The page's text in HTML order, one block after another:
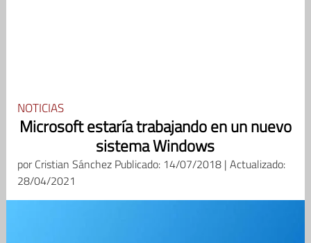
NOTICIAS
Microsoft estaría trabajando en un nuevo
sistema Windows
porCristian Sánchez Publicado: 14/07/2018 | Actualizado:
28/04/2021